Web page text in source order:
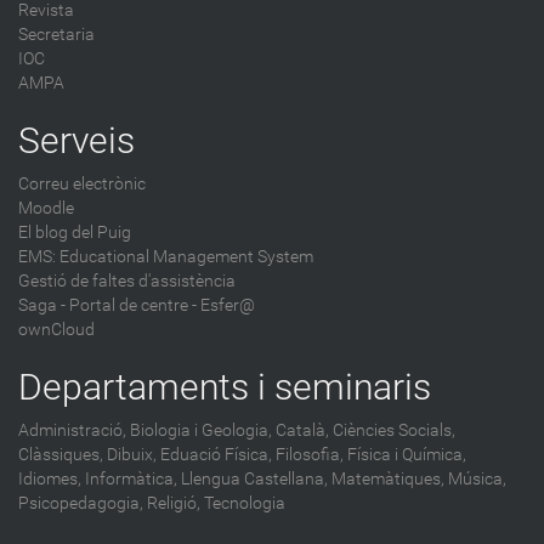
Revista
Secretaria
IOC
AMPA
Serveis
Correu electrònic
Moodle
El blog del Puig
EMS: Educational Management System
Gestió de faltes d'assistència
Saga - Portal de centre - Esfer@
ownCloud
Departaments i seminaris
Administració, Biologia i Geologia, Català, Ciències Socials,
Clàssiques, Dibuix, Eduació Física, Filosofia, Física i Química,
Idiomes, Informàtica, Llengua Castellana, Matemàtiques, Música,
Psicopedagogia, Religió, Tecnologia